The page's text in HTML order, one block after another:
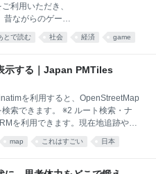
利用いただき、
昔ながらのゲーム
かつて駅前や商
ゲーム、音楽ゲ
ゲームを中心と
その一方で、シ
のクレーンゲー
ける機会が増えま
べてなくなってい
減っているように
、実際に店舗を
とで読む 社会 経済 game
示する｜Japan PMTiles
を利用すると、OpenStreetMap
索できます。 ※2 ルート検索・ナ
を利用できます。現在地追跡や案
写真閲覧：Google Street Viewその
路沿いの写真を表示できます。
map これはすごい 日本